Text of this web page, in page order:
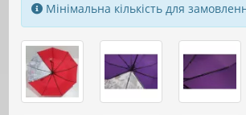
Мінімальна кількість для